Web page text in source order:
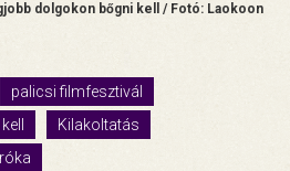
dolgokon bőgni kell / Fotó: Laokoon
palicsi filmfesztivál
Kilakoltatás